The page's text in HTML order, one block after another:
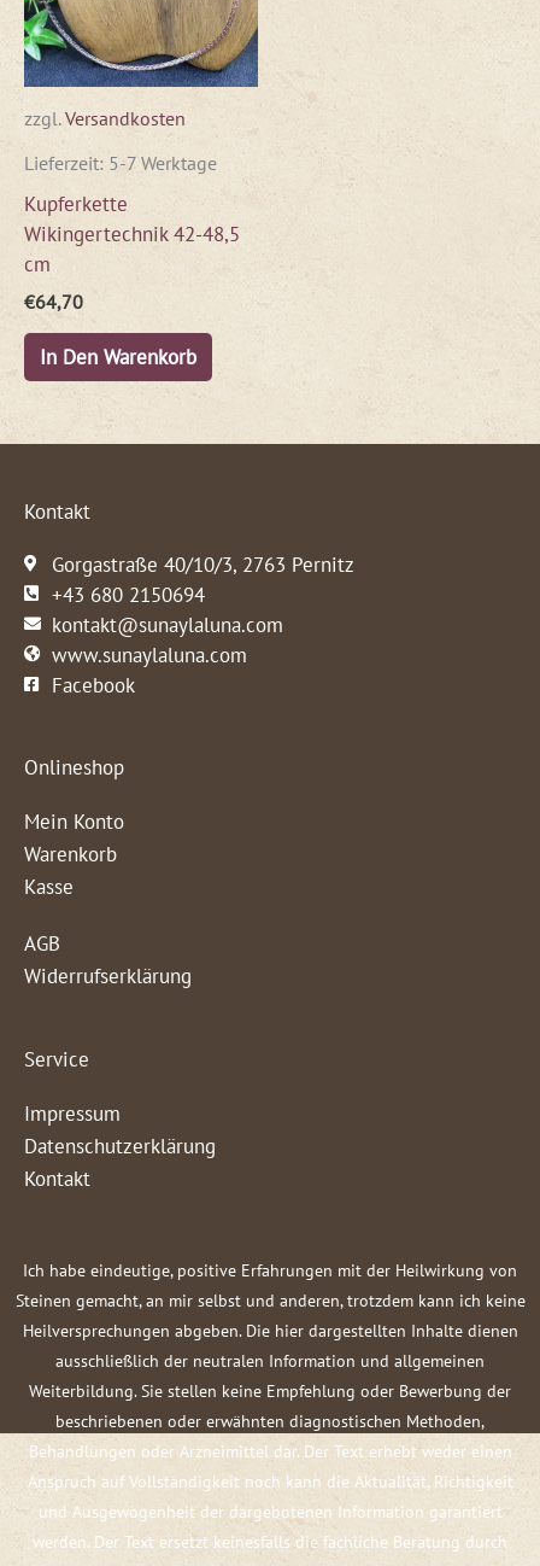
zzgl.Versandkosten
Lieferzeit: 5-7 Werktage
Kupferkette
Wikingertechnik 42-48,5
cm
€64,70
In Den Warenkorb
Kontakt
Gorgastraße 40/10/3, 2763 Pernitz
+43 680 2150694
kontakt@sunaylaluna.com
www.sunaylaluna.com
Facebook
Onlineshop
Mein Konto
Warenkorb
Kasse
AGB
Widerrufserklärung
Service
Impressum
Datenschutzerklärung
Kontakt
Ich habe eindeutige, positive Erfahrungen mit der Heilwirkung von
Steinen gemacht, an mir selbst und anderen, trotzdem kann ich keine
Heilversprechungen abgeben. Die hier dargestellten Inhalte dienen
ausschließlich der neutralen Information und allgemeinen
Weiterbildung. Sie stellen keine Empfehlung oder Bewerbung der
beschriebenen oder erwähnten diagnostischen Methoden,
Behandlungen oder Arzneimittel dar. Der Text erhebt weder einen
Anspruch auf Vollständigkeit noch kann die Aktualität, Richtigkeit
und Ausgewogenheit der dargebotenen Information garantiert
werden. Der Text ersetzt keinesfalls die fachliche Beratung durch